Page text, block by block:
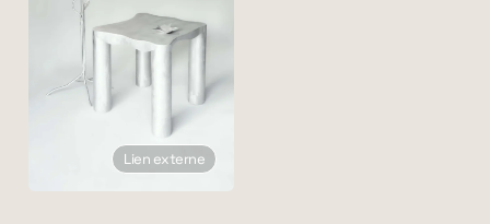
Lien externe